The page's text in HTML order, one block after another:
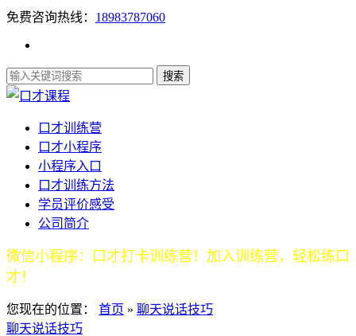
免费咨询热线： 18983787060
口才训练营
口才小程序
小程序入口
口才训练方法
学员评价感受
公司简介
微信小程序：口才打卡训练营！加入训练营，轻松练口
才！
您现在的位置： 首页 » 聊天说话技巧
聊天说话技巧